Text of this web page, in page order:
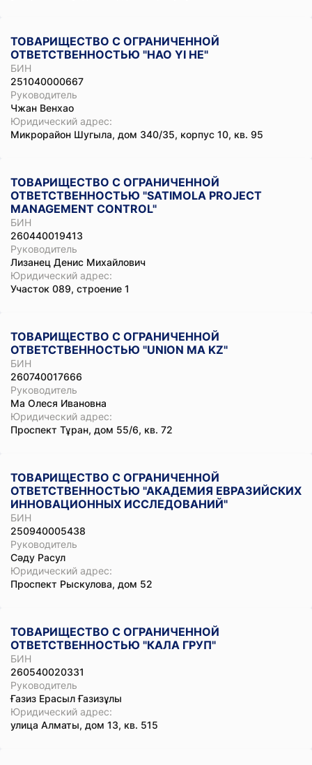
ТОВАРИЩЕСТВО С ОГРАНИЧЕННОЙ
ОТВЕТСТВЕННОСТЬЮ "HAO YI HE"
БИН
251040000667
Руководитель
Чжан Венхао
Юридический адрес:
Микрорайон Шугыла, дом 340/35, корпус 10, кв. 95
ТОВАРИЩЕСТВО С ОГРАНИЧЕННОЙ
ОТВЕТСТВЕННОСТЬЮ "SATIMOLA PROJECT
MANAGEMENT CONTROL"
БИН
260440019413
Руководитель
Лизанец Денис Михайлович
Юридический адрес:
Участок 089, строение 1
ТОВАРИЩЕСТВО С ОГРАНИЧЕННОЙ
ОТВЕТСТВЕННОСТЬЮ "UNION MA KZ"
БИН
260740017666
Руководитель
Ма Олеся Ивановна
Юридический адрес:
Проспект Тұран, дом 55/6, кв. 72
ТОВАРИЩЕСТВО С ОГРАНИЧЕННОЙ
ОТВЕТСТВЕННОСТЬЮ "АКАДЕМИЯ ЕВРАЗИЙСКИХ
ИННОВАЦИОННЫХ ИССЛЕДОВАНИЙ"
БИН
250940005438
Руководитель
Сәду Расул
Юридический адрес:
Проспект Рыскулова, дом 52
ТОВАРИЩЕСТВО С ОГРАНИЧЕННОЙ
ОТВЕТСТВЕННОСТЬЮ "КАЛА ГРУП"
БИН
260540020331
Руководитель
Ғазиз Ерасыл Ғазизұлы
Юридический адрес:
улица Алматы, дом 13, кв. 515